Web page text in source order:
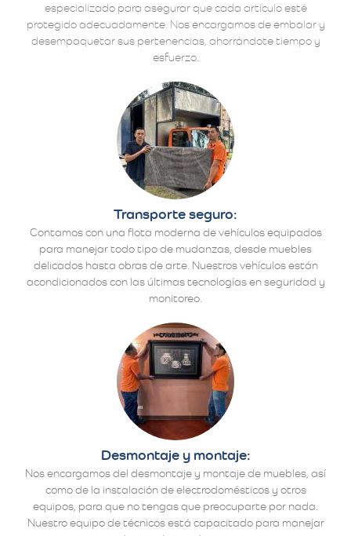
especializado para asegurar que cada artículo esté
protegido adecuadamente. Nos encargamos de embalar y
desempaquetar sus pertenencias, ahorrándote tiempo y
esfuerzo.
Transporte seguro:
Contamos con una flota moderna de vehículos equipados
para manejar todo tipo de mudanzas, desde muebles
delicados hasta obras de arte. Nuestros vehículos están
acondicionados con las últimas tecnologías en seguridad y
monitoreo.
Desmontaje y montaje:
Nos encargamos del desmontaje y montaje de muebles, así
como de la instalación de electrodomésticos y otros
equipos, para que no tengas que preocuparte por nada.
Nuestro equipo de técnicos está capacitado para manejar